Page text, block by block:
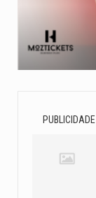
PUBLICIDADE